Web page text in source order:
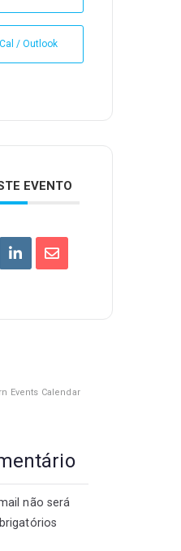
/ Outlook
EVENTO
Events Calendar
não será